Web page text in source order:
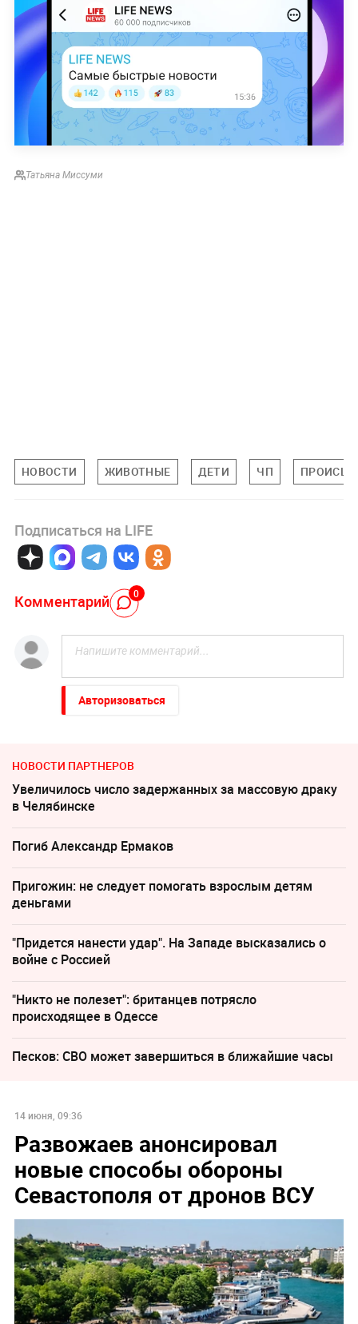
Татьяна Миссуми
НОВОСТИ ЖИВОТНЫЕ ДЕТИ ЧП
Подписаться на LIFE
Комментарий 0
Авторизоваться
НОВОСТИ ПАРТНЕРОВ
Увеличилось число задержанных за массовую драку
в Челябинске
Погиб Александр Ермаков
Пригожин: не следует помогать взрослым детям
деньгами
"Придется нанести удар". На Западе высказались о
войне с Россией
"Никто не полезет": британцев потрясло
происходящее в Одессе
Песков: СВО может завершиться в ближайшие часы
14 июня, 09:36
Развожаев анонсировал
новые способы обороны
Севастополя от дронов ВСУ